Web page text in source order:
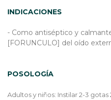
INDICACIONES
- Como antiséptico y
[FORUNCULO] del oído
POSOLOGÍA
Adultos y niños: Instilar 2-3